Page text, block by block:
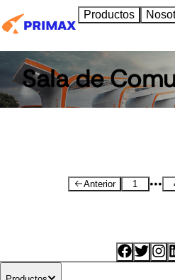
Productos
Sala de
Anterior 1 •••